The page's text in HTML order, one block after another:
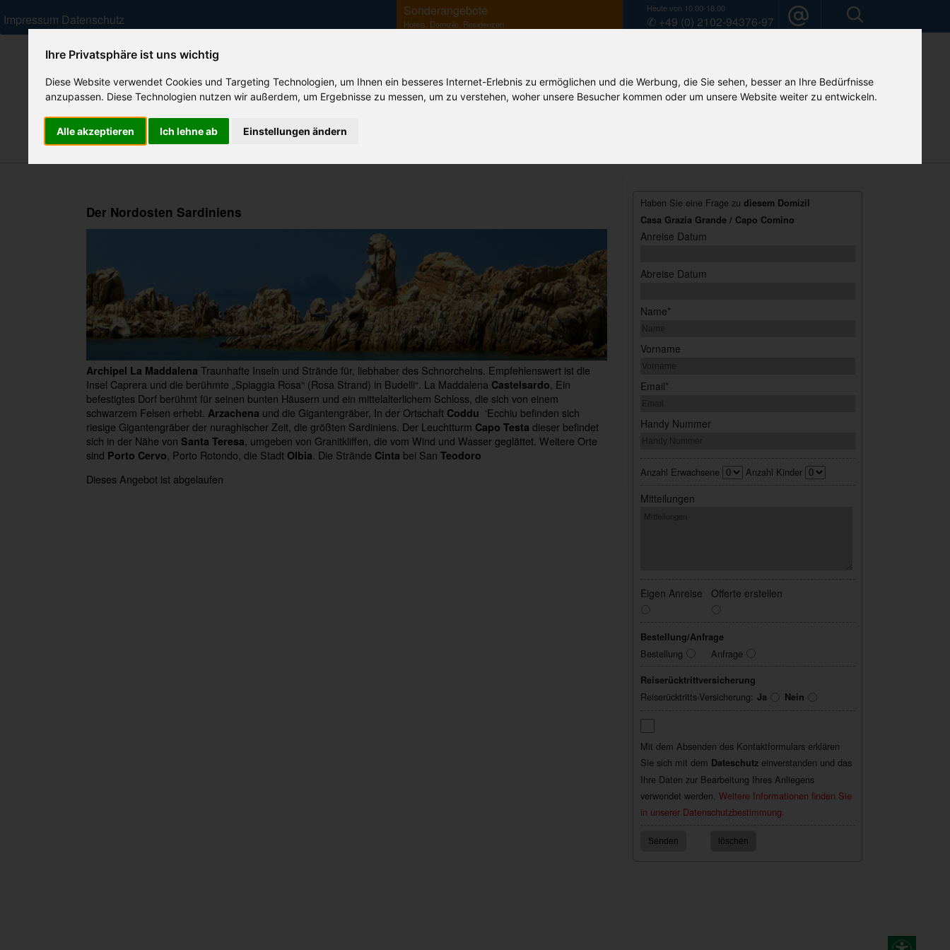
Ihre Privatsphäre ist uns wichtig
Diese Website verwendet Cookies und Targeting Technologien, um Ihnen ein besseres Internet-Erlebnis zu ermöglichen und die Werbung, die Sie sehen, besser an Ihre Bedürfnisse
anzupassen. Diese Technologien nutzen wir außerdem, um Ergebnisse zu messen, um zu verstehen, woher unsere Besucher kommen oder um unsere Website weiter zu entwickeln.
Alle akzeptieren Ich lehne ab Einstellungen ändern
Sonderangebote
Hotels, Domizile, Residenzen
Heute von 10.00-18.00
✆ +49 (0) 2102-94376-97
Ihr Sardinien Spezialist
Ferienhäuser Residenzen/ Feriendörfer
Der Nordosten Sardiniens
Archipel La Maddalena Traunhafte Inseln und Strände für, liebhaber des Schnorchelns. Empfehlenswert ist die
Insel Caprera und die berühmte „Spiaggia Rosa“ (Rosa Strand) in Budelli“. La Maddalena Castelsardo , Ein
befestigtes Dorf berühmt für seinen bunten Häusern und ein mittelalterlichem Schloss, die sich von einem
schwarzem Felsen erhebt. Arzachena und die Gigantengräber, In der Ortschaft Coddu ‘Ecchiu befinden sich
riesige Gigantengräber der nuraghischer Zeit, die größten Sardiniens. Der Leuchtturm Capo Testa dieser befindet
sich in der Nähe von Santa Teresa , umgeben von Granitkliffen, die vom Wind und Wasser geglättet. Weitere Orte
sind Porto Cervo , Porto Rotondo, die Stadt Olbia . Die Strände Cinta bei San Teodoro
Dieses Angebot ist abgelaufen
Haben Sie eine Frage zu diesem Domizil
Casa Grazia Grande / Capo Comino
Anreise Datum
Abreise Datum
Name*
Vorname
Email*
Handy Nummer
Anzahl Erwachsene Anzahl Kinder
Mitteilungen
Eigen Anreise Offerte erstellen
Bestellung/Anfrage
Bestellung Anfrage
Reiserücktrittversicherung
Reiserücktritts-Versicherung: Ja Nein
Mit dem Absenden des Kontaktformulars erklären
Sie sich mit dem Dateschutzeinverstanden und das
Ihre Daten zur Bearbeitung Ihres Anliegens
verwendet werden. Weitere Informationen finden Sie
in unserer Datenschutzbestimmung.
Impressum Datenschutz